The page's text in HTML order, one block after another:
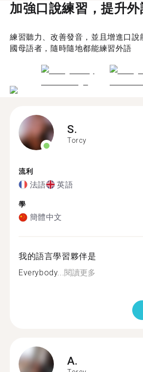
加強口說練習，提升外
練習聽力、改善發音，並且增進口說
國母語者，隨時隨地都能練習外語
S.
Torcy
流利
法語 英語
學
簡體中文
我的語言學習夥伴是
Everybody...閱讀更多
A.